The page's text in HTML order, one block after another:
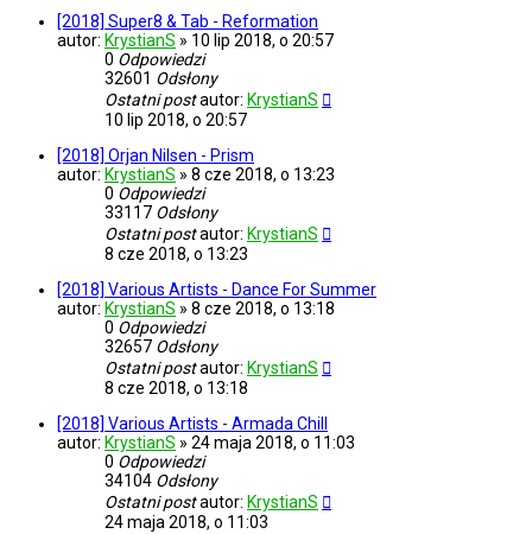
[2018] Super8 & Tab - Reformation
autor: KrystianS » 10 lip 2018, o 20:57
0 Odpowiedzi
32601 Odsłony
Ostatni postautor: KrystianS
10 lip 2018, o 20:57
[2018] Orjan Nilsen - Prism
autor: KrystianS » 8 cze 2018, o 13:23
0 Odpowiedzi
33117 Odsłony
Ostatni postautor: KrystianS
8 cze 2018, o 13:23
[2018] Various Artists - Dance For Summer
autor: KrystianS » 8 cze 2018, o 13:18
0 Odpowiedzi
32657 Odsłony
Ostatni postautor: KrystianS
8 cze 2018, o 13:18
[2018] Various Artists - Armada Chill
autor: KrystianS » 24 maja 2018, o 11:03
0 Odpowiedzi
34104 Odsłony
Ostatni postautor: KrystianS
24 maja 2018, o 11:03